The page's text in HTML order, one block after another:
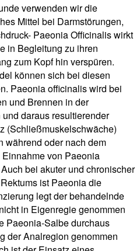
verwenden wir die
Mittel bei Darmstörungen,
Paeonia Officinalis wirkt
in Begleitung zu ihren
zum Kopf hin verspüren.
können sich bei diesen
Paeonia officinalis wird bei
und Brennen in der
daraus resultierender
(Schließmuskelschwäche)
während oder nach dem
von Paeonia
bei akuter und chronischer
ist Paeonia die
legt der behandelnde
in Eigenregie genommen
Paeonia-Salbe durchaus
der Analregion genommen